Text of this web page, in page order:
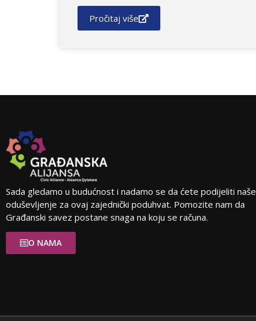
Pročitaj više
Sada gledamo u budućnost i nadamo se da ćete podijeliti naše
oduševljenje za ovaj zajednički poduhvat. Pomozite nam da
Građanski savez postane snaga na koju se računa.
O NAMA